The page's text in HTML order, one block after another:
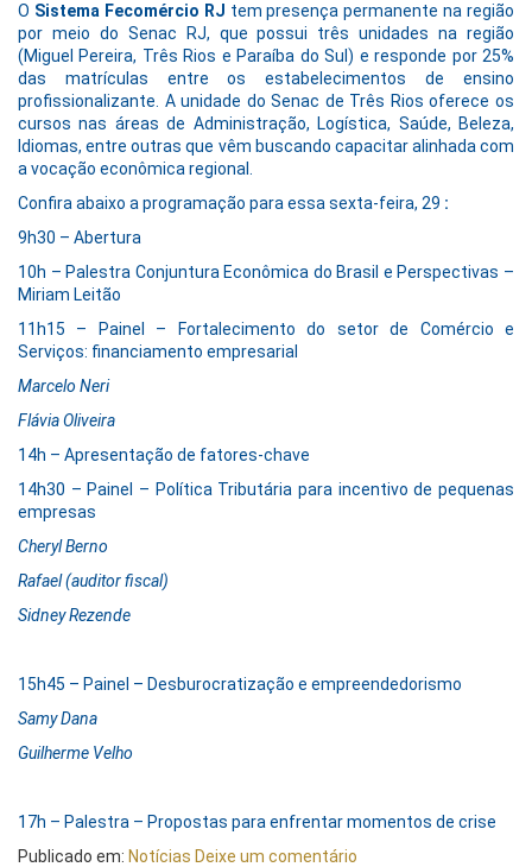
O Sistema Fecomércio RJ tem presença permanente na região
por meio do Senac RJ, que possui três unidades na região
(Miguel Pereira, Três Rios e Paraíba do Sul) e responde por 25%
das matrículas entre os estabelecimentos de ensino
profissionalizante. A unidade do Senac de Três Rios oferece os
cursos nas áreas de Administração, Logística, Saúde, Beleza,
Idiomas, entre outras que vêm buscando capacitar alinhada com
a vocação econômica regional.
Confira abaixo a programação para essa sexta-feira, 29 :
9h30 – Abertura
10h – Palestra Conjuntura Econômica do Brasil e Perspectivas –
Miriam Leitão
11h15 – Painel – Fortalecimento do setor de Comércio e
Serviços: financiamento empresarial
Marcelo Neri
Flávia Oliveira
14h – Apresentação de fatores-chave
14h30 – Painel – Política Tributária para incentivo de pequenas
empresas
Cheryl Berno
Rafael (auditor fiscal)
Sidney Rezende
15h45 – Painel – Desburocratização e empreendedorismo
Samy Dana
Guilherme Velho
17h – Palestra – Propostas para enfrentar momentos de crise
Publicado em: Notícias Deixe um comentário